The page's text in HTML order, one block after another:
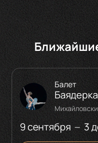
9 сентября — 3
Балет
Баядерка